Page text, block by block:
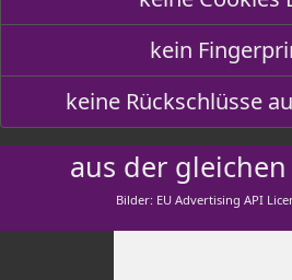
kein
keine Rückschlüsse
aus der
Bilder: EU Advertising API